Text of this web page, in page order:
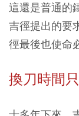
這還是普通的
吉徑提出的要
徑最後也使命
換刀時間